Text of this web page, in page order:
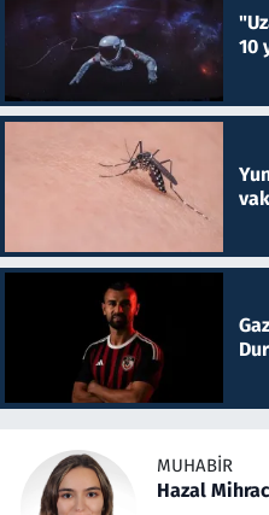
10
MUHABIR
Hazal